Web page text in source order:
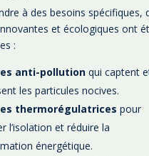
à des besoins spécifiques,
et écologiques ont
:
anti-pollutionqui captent
les particules nocives.
thermorégulatrices pour
l’isolation et réduire la
énergétique.